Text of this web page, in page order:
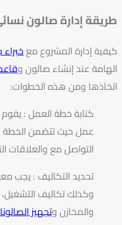
طريقة إدارة صالون
كيفية إدارة المشروع معخبراء
الهامة عند إنشاء صالون و
اتخاذها ومن هذه الخطوات:
كتابة خطة العمل :
عمل حيث تتضمن الخطة
التواصل مع والعلاقات
تحديد التكاليف : يجب
وكذلك تكاليف التشغيل،
والمخازن وتجهيز